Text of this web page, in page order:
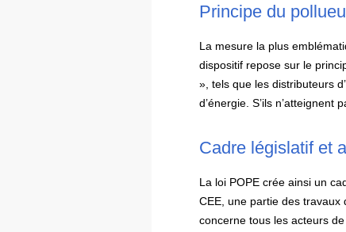
Principe du
La mesure la plus
dispositif repose sur le
», tels que les distributeurs
d’énergie. S’ils n’atteignent
Cadre législatif et
La loi POPE crée ainsi un
CEE, une partie des
concerne tous les acteurs